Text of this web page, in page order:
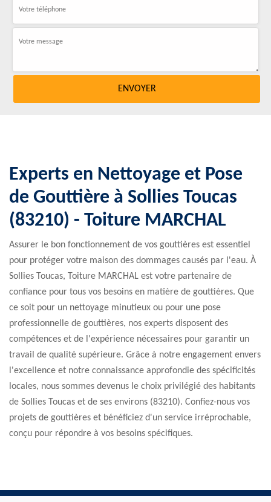
Experts en Nettoyage et Pose
de Gouttière à Sollies Toucas
(83210) - Toiture MARCHAL
Assurer le bon fonctionnement de vos gouttières est essentiel
pour protéger votre maison des dommages causés par l'eau. À
Sollies Toucas, Toiture MARCHAL est votre partenaire de
confiance pour tous vos besoins en matière de gouttières. Que
ce soit pour un nettoyage minutieux ou pour une pose
professionnelle de gouttières, nos experts disposent des
compétences et de l'expérience nécessaires pour garantir un
travail de qualité supérieure. Grâce à notre engagement envers
l'excellence et notre connaissance approfondie des spécificités
locales, nous sommes devenus le choix privilégié des habitants
de Sollies Toucas et de ses environs (83210). Confiez-nous vos
projets de gouttières et bénéficiez d'un service irréprochable,
conçu pour répondre à vos besoins spécifiques.